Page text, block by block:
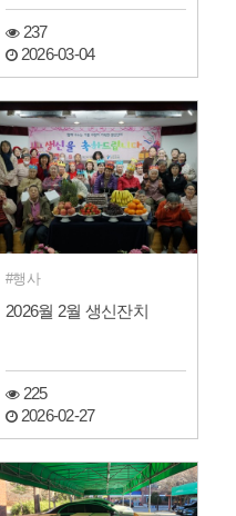
237
2026-03-04
행사
2026월 2월 생신잔치
225
2026-02-27